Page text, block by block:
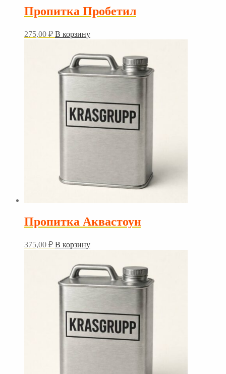
Пропитка Пробетил
275,00 ₽ В корзину
Пропитка Аквастоун
375,00 ₽ В корзину